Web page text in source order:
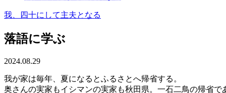
我、四十にして主夫となる
落語に学ぶ
2024.08.29
我が家は毎年、夏になるとふるさとへ帰省する。
奥さんの実家もイシマンの実家も秋田県。一石二鳥の帰省で